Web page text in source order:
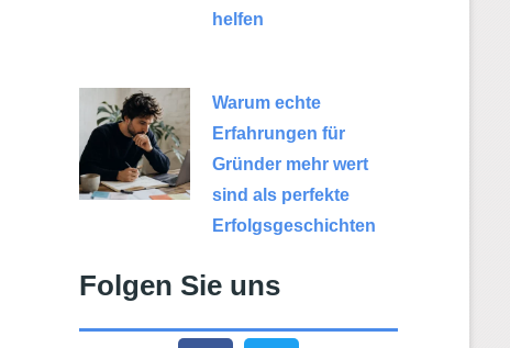
helfen
Warum echte
Erfahrungen für
Gründer mehr wert
sind als perfekte
Erfolgsgeschichten
Folgen Sie uns